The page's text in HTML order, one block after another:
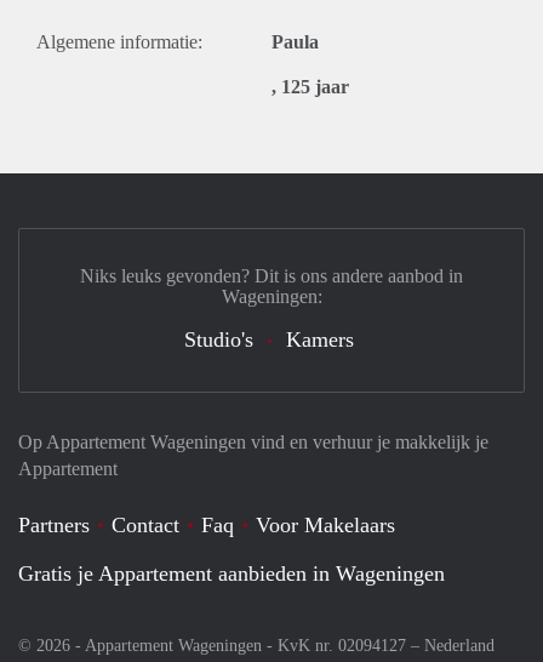
Algemene informatie: Paula
, 125 jaar
Op Appartement Wageningen vind en verhuur je makkelijk je
Appartement
Partners Contact Faq
Voor Makelaars
Gratis je Appartement aanbieden in Wageningen
© 2026 - Appartement Wageningen - KvK nr. 02094127 – Nederland
Niks leuks gevonden? Dit is ons andere aanbod in
Wageningen:
Studio's Kamers